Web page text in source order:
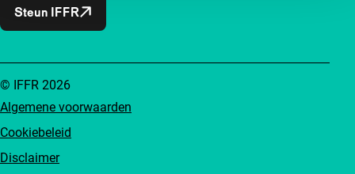
Steun IFFR
Algemene voorwaarden
Cookiebeleid
Disclaimer
© IFFR 2026